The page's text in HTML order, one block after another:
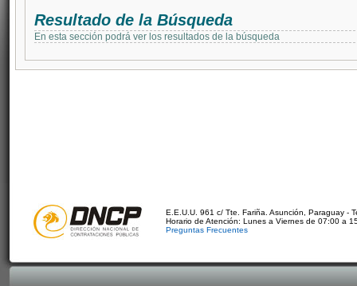
Resultado de la Búsqueda
En esta sección podrá ver los resultados de la búsqueda
E.E.U.U. 961 c/ Tte. Fariña. Asunción, Paraguay -
Horario de Atención: Lunes a Viernes de 07:00 a
Preguntas Frecuentes